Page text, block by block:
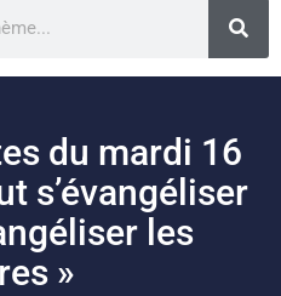
du mardi 16
s’évangéliser
les
»